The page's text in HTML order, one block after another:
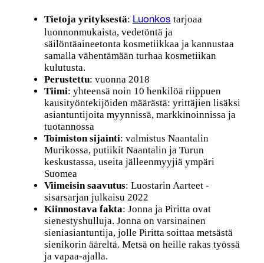
Tietoja yrityksestä: Luonkos tarjoaa
luonnonmukaista, vedetöntä ja
säilöntäaineetonta kosmetiikkaa ja kannustaa
samalla vähentämään turhaa kosmetiikan
kulutusta.
Perustettu: vuonna 2018
Tiimi: yhteensä noin 10 henkilöä riippuen
kausityöntekijöiden määrästä: yrittäjien lisäksi
asiantuntijoita myynnissä, markkinoinnissa ja
tuotannossa
Toimiston sijainti: valmistus Naantalin
Murikossa, putiikit Naantalin ja Turun
keskustassa, useita jälleenmyyjiä ympäri
Suomea
Viimeisin saavutus: Luostarin Aarteet -
sisarsarjan julkaisu 2022
Kiinnostava fakta: Jonna ja Piritta ovat
sienestyshulluja. Jonna on varsinainen
sieniasiantuntija, jolle Piritta soittaa metsästä
sienikorin ääreltä. Metsä on heille rakas työssä
ja vapaa-ajalla.